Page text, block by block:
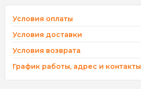
Условия оплаты
Условия доставки
Условия возврата
График работы, адрес и контакты